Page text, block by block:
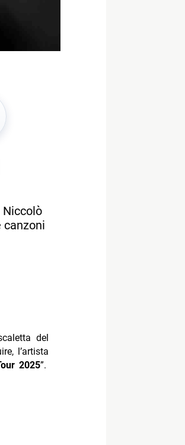
Niccolò
canzoni
del
l’artista
2025”.